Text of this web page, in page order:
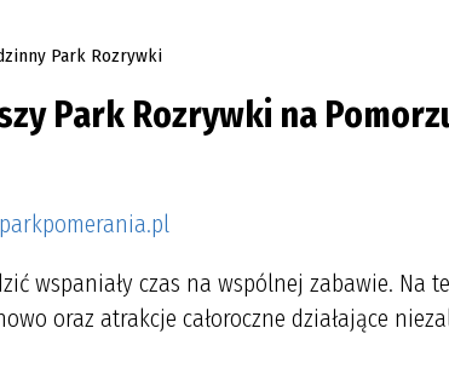
Park Rozrywki na
wspaniały czas na wspólnej zabawie. Na
oraz atrakcje całoroczne działające